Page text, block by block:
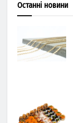
Останні новини